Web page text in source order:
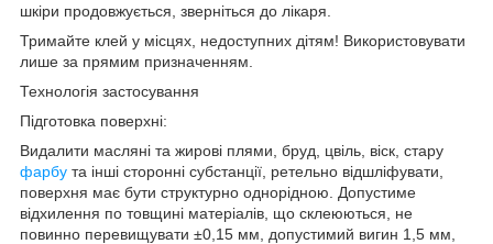
шкіри продовжується, зверніться до лікаря.
Тримайте клей у місцях, недоступних дітям! Використовувати
лише за прямим призначенням.
Технологія застосування
Підготовка поверхні:
Видалити масляні та жирові плями, бруд, цвіль, віск, стару
фарбу та інші сторонні субстанції, ретельно відшліфувати,
поверхня має бути структурно однорідною. Допустиме
відхилення по товщині матеріалів, що склеюються, не
повинно перевищувати ±0,15 мм, допустимий вигин 1,5 мм,